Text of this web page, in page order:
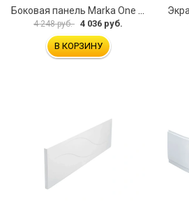
Боковая панель Marka One Flat 80 MG L 02бфл80мгл
4 248 руб. 4 036 руб.
В КОРЗИНУ